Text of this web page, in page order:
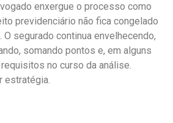
enxergue o processo como
previdenciário não fica congelado
segurado continua envelhecendo,
somando pontos e, em alguns
no curso da análise.
estratégia.